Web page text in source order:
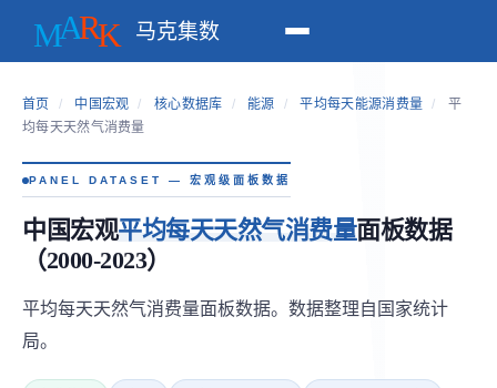
马克集数
首页 / 中国宏观 / 核心数据库 / 能源 / 平均每天能源消费量 /
平
均每天天然气消费量
PANEL DATASET — 宏观级面板数据
中国宏观平均每天天然气消费量面板数据
（2000-2023）
平均每天天然气消费量面板数据。数据整理自国家统计
局。